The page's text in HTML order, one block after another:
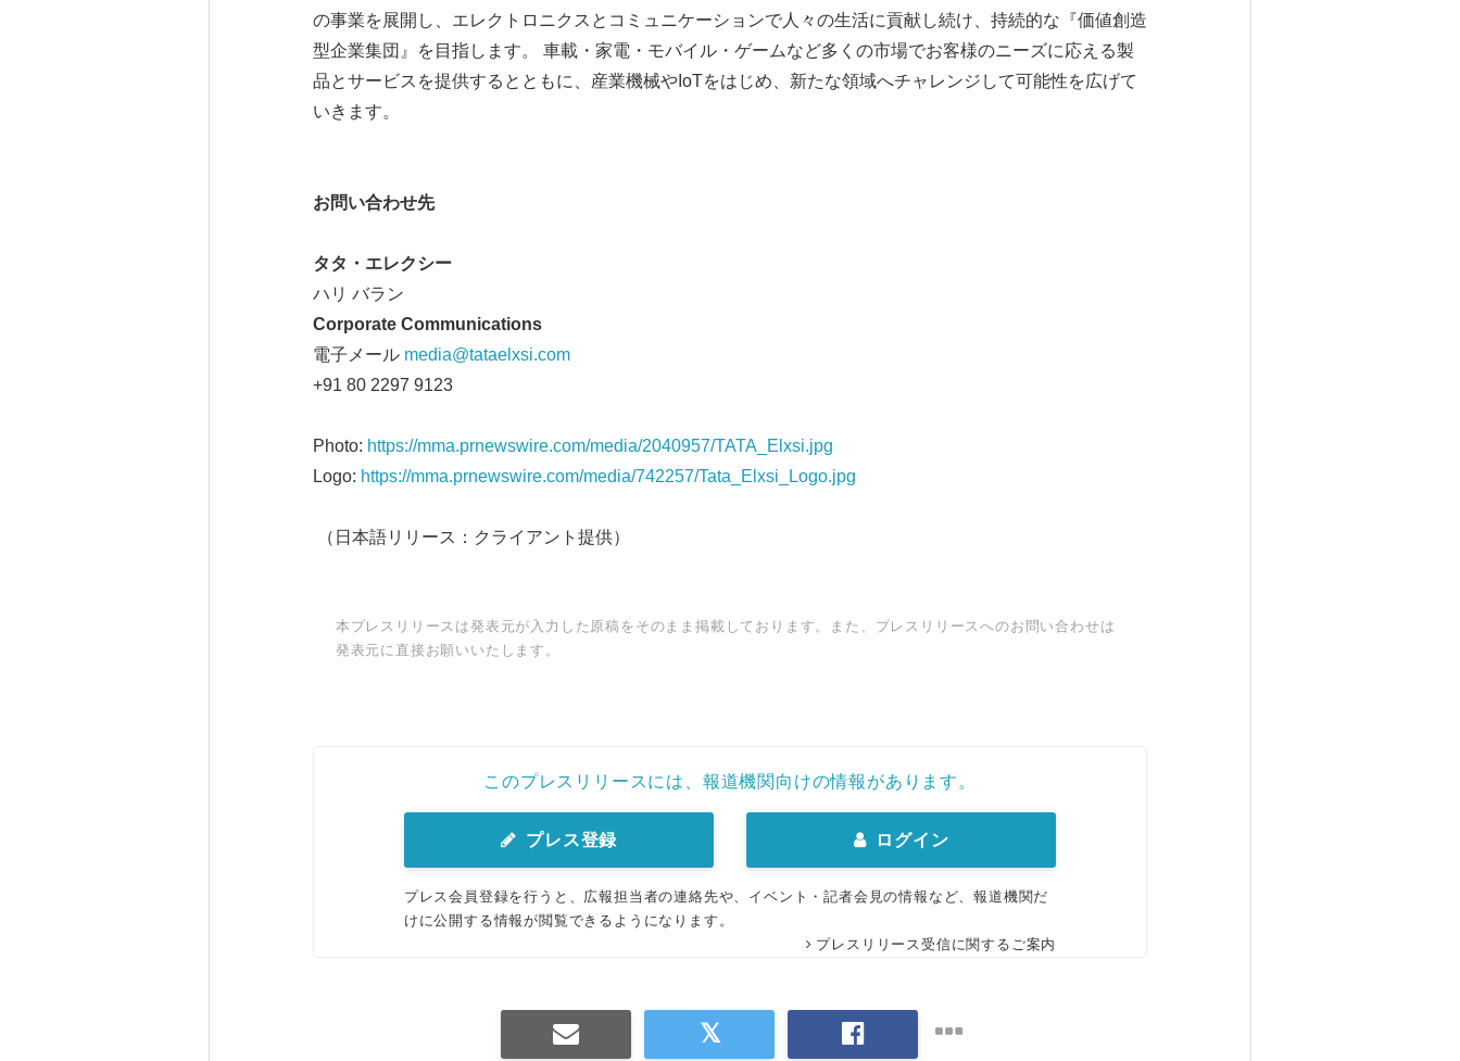
の事業を展開し、エレクトロニクスとコミュニケーションで人々の生活に貢献し続け、持続的な『価値創造
型企業集団』を目指します。 車載・家電・モバイル・ゲームなど多くの市場でお客様のニーズに応える製
品とサービスを提供するとともに、産業機械やIoTをはじめ、新たな領域へチャレンジして可能性を広げて
いきます。
お問い合わせ先
タタ・エレクシー
ハリ バラン
Corporate Communications
電子メール media@tataelxsi.com
+91 80 2297 9123
Photo: https://mma.prnewswire.com/media/2040957/TATA_Elxsi.jpg
Logo: https://mma.prnewswire.com/media/742257/Tata_Elxsi_Logo.jpg
（日本語リリース：クライアント提供）
本プレスリリースは発表元が入力した原稿をそのまま掲載しております。また、プレスリリースへのお問い合わせは
発表元に直接お願いいたします。
このプレスリリースには、報道機関向けの情報があります。
プレス登録 ログイン
プレス会員登録を行うと、広報担当者の連絡先や、イベント・記者会見の情報など、報道機関だ
けに公開する情報が閲覧できるようになります。
プレスリリース受信に関するご案内